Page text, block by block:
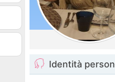
Identità